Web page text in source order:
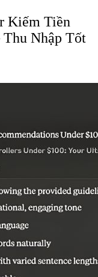
Kiếm Tiền
Nhập Tốt